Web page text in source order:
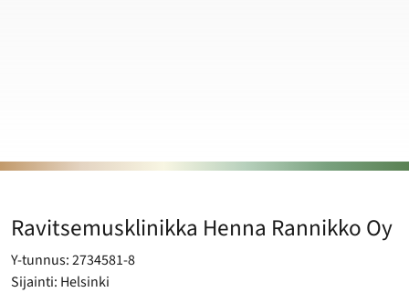
Ravitsemusklinikka Henna Rannikko Oy
Y-tunnus: 2734581-8
Sijainti: Helsinki